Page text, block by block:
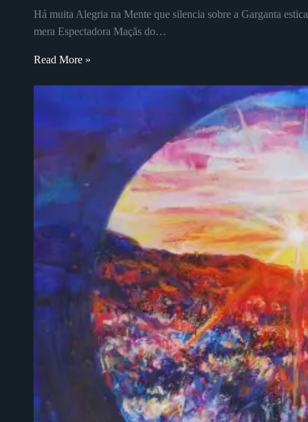
Há muita Alegria na Mente que silencia sobre a Garganta
mera Espectadora Maçãs do…
Read More »